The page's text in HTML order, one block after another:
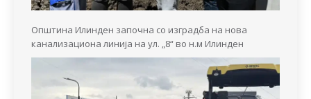
Општина Илинден започна со изградба на нова
канализациона линија на ул. „8“ во н.м Илинден